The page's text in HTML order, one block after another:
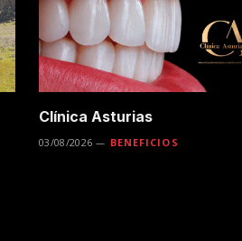
Clínica Asturias
03/08/2026 BENEFICIOS